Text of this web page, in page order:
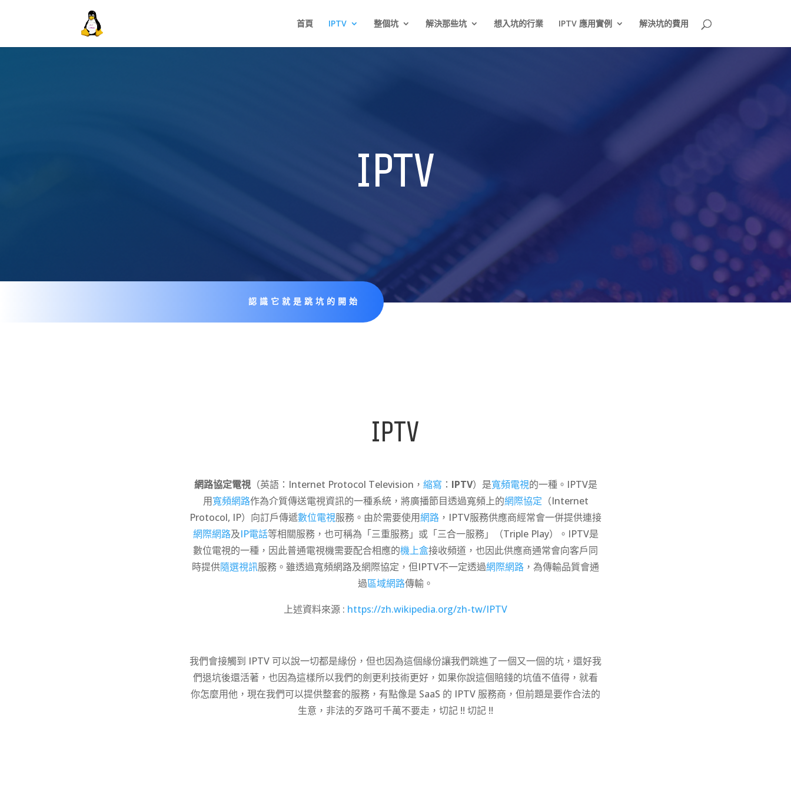
首頁 IPTV 整個坑 解決那些坑 想入坑的行業 IPTV 應用實例 解決坑的費用
IPTV
認識它就是跳坑的開始
IPTV
網路協定電視（英語： Internet Protocol Television ， 縮寫 ： IPTV）是寬頻電視的一種。IPTV是
用寬頻網路作為介質傳送電視資訊的一種系統，將廣播節目透過寬頻上的網際協定 （Internet
Protocol, IP）向訂戶傳遞數位電視服務。由於需要使用網路 ，IPTV服務供應商經常會一併提供連接
網際網路及IP電話等相關服務，也可稱為「三重服務」或「三合一服務」（Triple Play）。IPTV是
數位電視的一種，因此普通電視機需要配合相應的機上盒接收頻道，也因此供應商通常會向客戶同
時提供隨選視訊服務。雖透過寬頻網路及網際協定，但IPTV不一定透過網際網路 ，為傳輸品質會通
過區域網路傳輸。
上述資料來源 : https://zh.wikipedia.org/zh-tw/IPTV
我們會接觸到 IPTV 可以說一切都是緣份 ，但也因為這個緣份讓我們跳進了一個又一個的坑，還好我
們退坑後還活著，也因為這樣所以我們的劍更利技術更好，如果你說這個賠錢的坑值不值得，就看
你怎麼用他，現在我們可以提供整套的服務，有點像是 SaaS 的 IPTV 服務商，但前題是要作合法的
生意，非法的歹路可千萬不要走，切記 !! 切記 !!